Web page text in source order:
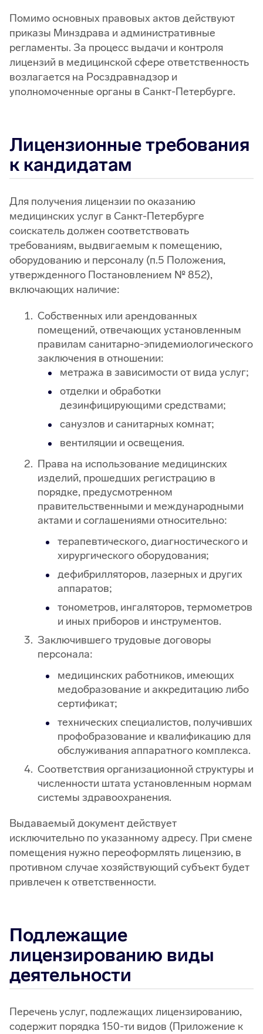
Помимо основных правовых актов действуют
приказы Минздрава и административные
регламенты. За процесс выдачи и контроля
лицензий в медицинской сфере ответственность
возлагается на Росздравнадзор и
уполномоченные органы в Санкт-Петербурге.
Лицензионные требования
к кандидатам
Для получения лицензии по оказанию
медицинских услуг в Санкт-Петербурге
соискатель должен соответствовать
требованиям, выдвигаемым к помещению,
оборудованию и персоналу (п.5 Положения,
утвержденного Постановлением № 852),
включающих наличие:
Собственных или арендованных
помещений, отвечающих установленным
правилам санитарно-эпидемиологического
заключения в отношении:
метража в зависимости от вида услуг;
отделки и обработки
дезинфицирующими средствами;
санузлов и санитарных комнат;
вентиляции и освещения.
Права на использование медицинских
изделий, прошедших регистрацию в
порядке, предусмотренном
правительственными и международными
актами и соглашениями относительно:
терапевтического, диагностического и
хирургического оборудования;
дефибрилляторов, лазерных и других
аппаратов;
тонометров, ингаляторов, термометров
и иных приборов и инструментов.
Заключившего трудовые договоры
персонала:
медицинских работников, имеющих
медобразование и аккредитацию либо
сертификат;
технических специалистов, получивших
профобразование и квалификацию для
обслуживания аппаратного комплекса.
Соответствия организационной структуры и
численности штата установленным нормам
системы здравоохранения.
Выдаваемый документ действует
исключительно по указанному адресу. При смене
помещения нужно переоформлять лицензию, в
противном случае хозяйствующий субъект будет
привлечен к ответственности.
Подлежащие
лицензированию виды
деятельности
Перечень услуг, подлежащих лицензированию,
содержит порядка 150-ти видов (Приложение к